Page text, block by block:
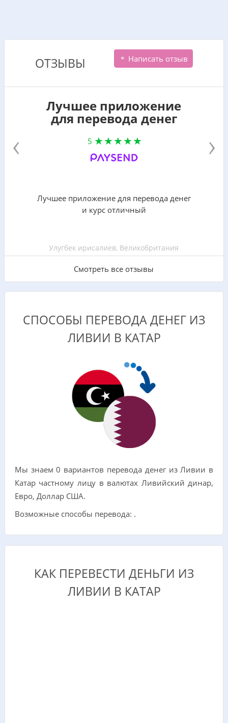
ОТЗЫВЫ Написать отзыв
Лучшее приложение
для перевода денег
5
Лучшее приложение для перевода денег
и курс отличный
Улугбек ирисалиев, Великобритания
Смотреть все отзывы
‹ ›
СПОСОБЫ ПЕРЕВОДА ДЕНЕГ ИЗ
ЛИВИИ В КАТАР
Мы знаем 0 вариантов перевода денег из Ливии в
Катар частному лицу в валютах Ливийский динар,
Евро, Доллар США.
Возможные способы перевода: .
КАК ПЕРЕВЕСТИ ДЕНЬГИ ИЗ
ЛИВИИ В КАТАР